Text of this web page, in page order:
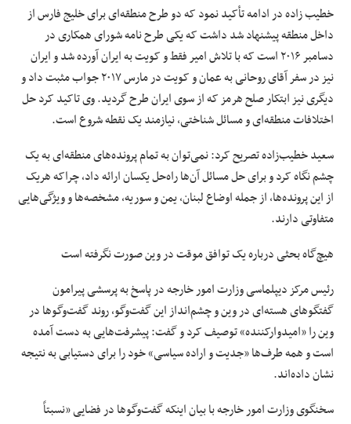
خطیب زاده در ادامه تأکید نمود که دو طرح منطقه‌ای برای خلیج فارس از
داخل منطقه پیشنهاد شد داشت که یکی طرح نامه شورای همکاری در
دسامبر ۲۰۱۶ است که با تلاش امیر فقط و کویت به ایران آورده شد و ایران
نیز در سفر آقای روحانی به عمان و کویت در مارس ۲۰۱۷ جواب مثبت داد و
دیگری نیز ابتکار صلح هرمز که از سوی ایران طرح گردید. وی تاکید کرد حل
اختلافات منطقه‌ای و مسائل شناختی، نیازمند یک نقطه شروع است.
سعید خطیب‌زاده تصریح کرد: نمی‌توان به تمام پرونده‌های منطقه‌ای به یک
چشم نگاه کرد و برای حل مسائل آن‌ها راه‌حل یکسان ارائه داد، چراکه هریک
از این پرونده‌ها، از جمله اوضاع لبنان، یمن و سوریه، مشخصه‌ها و ویژگی‌هایی
متفاوتی دارند.
هیچ‌گاه بحثی درباره یک توافق موقت در وین صورت نگرفته است
رئیس مرکز دیپلماسی وزارت امور خارجه در پاسخ به پرسشی پیرامون
گفتگوهای هسته‌ای در وین و چشم‌انداز این گفت‌وگو، روند گفت‌وگوها در
وین را «امیدوارکننده» توصیف کرد و گفت: پیشرفت‌هایی به دست آمده
است و همه طرف‌ها «جدیت و اراده سیاسی» خود را برای دستیابی به نتیجه
نشان داده‌اند.
سخنگوی وزارت امور خارجه با بیان اینکه گفت‌وگوها در فضایی «نسبتاً